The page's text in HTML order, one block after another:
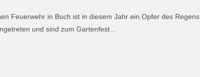
Feuerwehr in Buch ist in diesem Jahr ein Opfer des Regens
und sind zum Gartenfest…